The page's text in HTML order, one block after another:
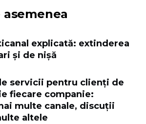
explicată: extinderea
și de nișă
servicii pentru clienți de
fiecare companie:
multe canale, discuții
altele